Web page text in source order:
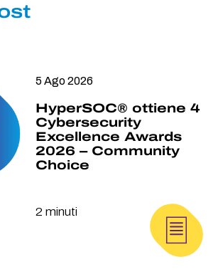
5 Ago 2026
HyperSOC® ottiene 4
Cybersecurity
Excellence Awards
2026 – Community
Choice
2 minuti